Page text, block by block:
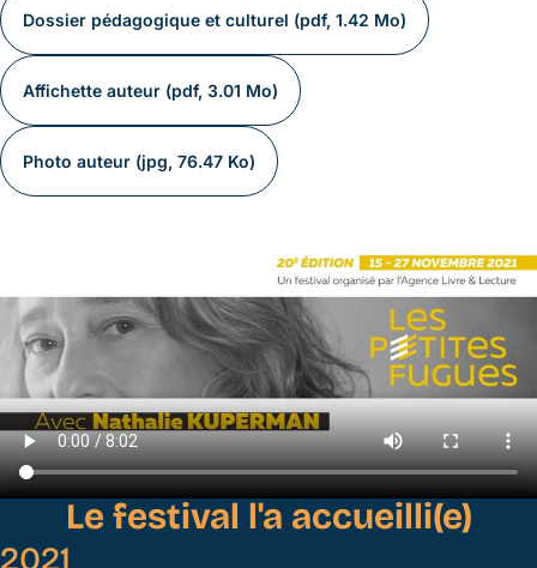
Dossier pédagogique et culturel (pdf, 1.42 Mo)
Affichette auteur (pdf, 3.01 Mo)
Photo auteur (jpg, 76.47 Ko)
Le festival l'a accueilli(e)
2021